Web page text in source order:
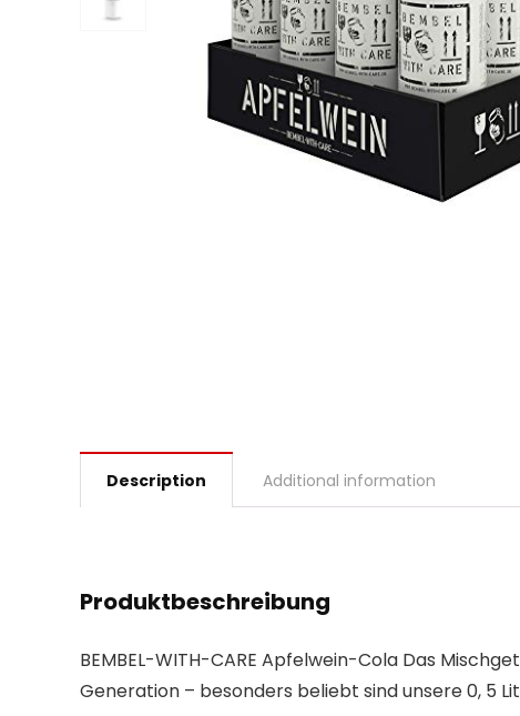
Description Additional information
Produktbeschreibung
BEMBEL-WITH-CARE Apfelwein-Cola Das
Generation – besonders beliebt sind unsere 0, 5